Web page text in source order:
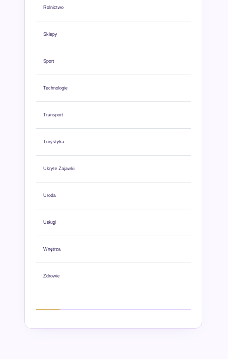
Rolnictwo
Sklepy
Sport
Technologie
Transport
Turystyka
Ukryte Zajawki
Uroda
Usługi
Wnętrza
Zdrowie